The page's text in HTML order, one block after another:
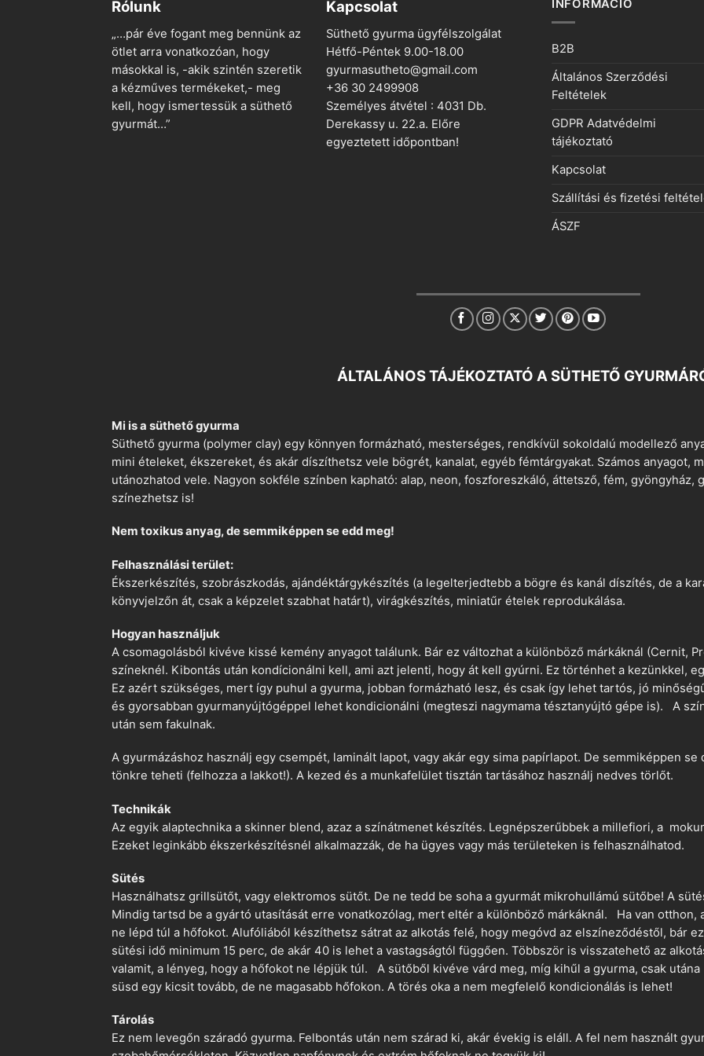
Rólunk
„…pár éve fogant meg bennünk az
ötlet arra vonatkozóan, hogy
másokkal is, -akik szintén szeretik
a kézműves termékeket,- meg
kell, hogy ismertessük a süthető
gyurmát…”
Kapcsolat
Süthető gyurma ügyfélszolgálat
Hétfő-Péntek 9.00-18.00
gyurmasutheto@gmail.com
+36 30 2499908
Személyes átvétel : 4031 Db.
Derekassy u. 22.a. Előre
egyeztetett időpontban!
INFORMÁCIÓ
B2B
Általános Szerződési
Feltételek
GDPR Adatvédelmi
tájékoztató
Kapcsolat
Szállítási és fizetési
ÁSZF
ÁLTALÁNOS TÁJÉKOZTATÓ A SÜTHETŐ
Mi is a süthető gyurma
Süthető gyurma (polymer clay) egy könnyen formázható, mesterséges, rendkívül sokoldalú modellező
mini ételeket, ékszereket, és akár díszíthetsz vele bögrét, kanalat, egyéb fémtárgyakat. Számos anyagot,
utánozhatod vele. Nagyon sokféle színben kapható: alap, neon, foszforeszkáló, áttetsző, fém, gyöngyház,
színezhetsz is!
Nem toxikus anyag, de semmiképpen se edd meg!
Felhasználási terület:
Ékszerkészítés, szobrászkodás, ajándéktárgykészítés (a legelterjedtebb a bögre és kanál díszítés, de a
könyvjelzőn át, csak a képzelet szabhat határt), virágkészítés, miniatűr ételek reprodukálása.
Hogyan használjuk
A csomagolásból kivéve kissé kemény anyagot találunk. Bár ez változhat a különböző márkáknál (Cernit,
színeknél. Kibontás után kondícionálni kell, ami azt jelenti, hogy át kell gyúrni. Ez történhet a kezünkkel,
Ez azért szükséges, mert így puhul a gyurma, jobban formázható lesz, és csak így lehet tartós, jó
és gyorsabban gyurmanyújtógéppel lehet kondicionálni (megteszi nagymama tésztanyújtó gépe is). A
után sem fakulnak.
A gyurmázáshoz használj egy csempét, laminált lapot, vagy akár egy sima papírlapot. De semmiképpen
tönkre teheti (felhozza a lakkot!). A kezed és a munkafelület tisztán tartásához használj nedves törlőt.
Technikák
Az egyik alaptechnika a skinner blend, azaz a színátmenet készítés. Legnépszerűbbek a millefiori, a
Ezeket leginkább ékszerkészítésnél alkalmazzák, de ha ügyes vagy más területeken is felhasználhatod.
Sütés
Használhatsz grillsütőt, vagy elektromos sütőt. De ne tedd be soha a gyurmát mikrohullámú sütőbe! A
Mindig tartsd be a gyártó utasítását erre vonatkozólag, mert eltér a különböző márkáknál. Ha van otthon,
ne lépd túl a hőfokot. Alufóliából készíthetsz sátrat az alkotás felé, hogy megóvd az elszíneződéstől, bár
sütési idő minimum 15 perc, de akár 40 is lehet a vastagságtól függően. Többször is visszatehető az
valamit, a lényeg, hogy a hőfokot ne lépjük túl. A sütőből kivéve várd meg, míg kihűl a gyurma, csak
süsd egy kicsit tovább, de ne magasabb hőfokon. A törés oka a nem megfelelő kondicionálás is lehet!
Tárolás
Ez nem levegőn száradó gyurma. Felbontás után nem szárad ki, akár évekig is eláll. A fel nem használt